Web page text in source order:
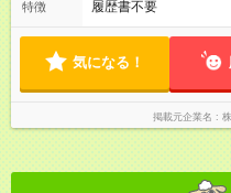
特徴 履歴書不要
気になる！
掲載元企業名